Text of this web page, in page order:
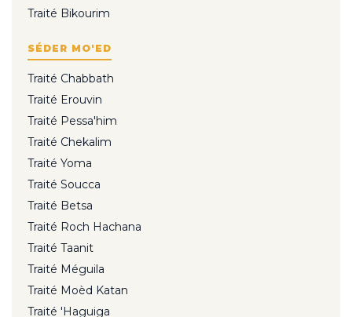
Traité Bikourim
SÉDER MO'ED
Traité Chabbath
Traité Erouvin
Traité Pessa'him
Traité Chekalim
Traité Yoma
Traité Soucca
Traité Betsa
Traité Roch Hachana
Traité Taanit
Traité Méguila
Traité Moèd Katan
Traité 'Haguiga